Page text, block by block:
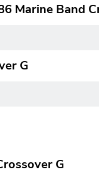
Marine Band
G
G